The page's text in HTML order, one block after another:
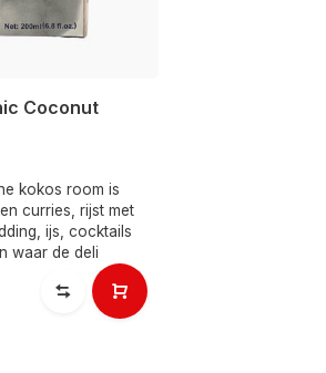
Coconut
kokos room is
curries, rijst met
ijs, cocktails
waar de deli